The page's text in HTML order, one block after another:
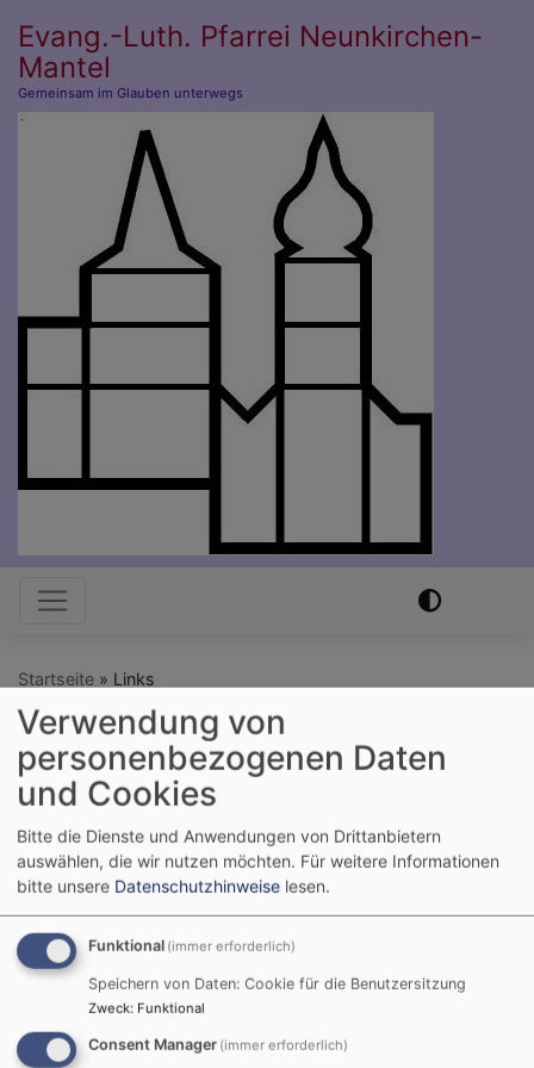
zum
Inhalt
Evang.-Luth. Pfarrei Neunkirchen-
Mantel
Gemeinsam im Glauben unterwegs
Hauptnavigation
Startseite Links
Links
Hier erfahren Sie mehr über evangelisches Leben in
unserer Region und in Bayern:
Evangelisch-Lutherisches Dekanat Weiden
Evangelisch-Lutherische Kirche in Bayern
Evangelisches Jugendwerk Weiden
Verwendung von
personenbezogenen Daten
und Cookies
Bitte die Dienste und Anwendungen von Drittanbietern
auswählen, die wir nutzen möchten. Für weitere Informationen
bitte unsere Datenschutzhinweise lesen.
Funktional (immer erforderlich)
Speichern von Daten: Cookie für die Benutzersitzung
Zweck: Funktional
Consent Manager (immer erforderlich)